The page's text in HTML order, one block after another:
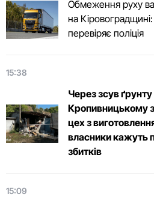
Обмеження руху
на
перевіряє поліція
15:38
Через зсув
Кропивницькому
цех з
власники кажуть
збитків
15:09